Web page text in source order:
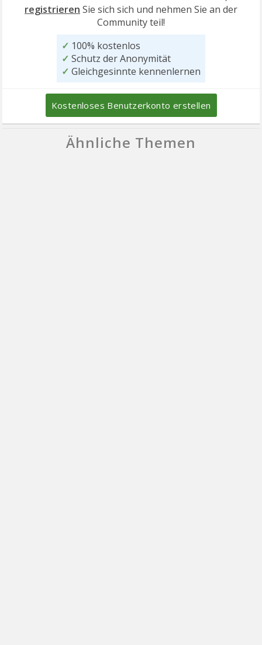
registrieren Sie sich sich und nehmen Sie an der
Community teil!
✓ 100% kostenlos
✓ Schutz der Anonymität
✓ Gleichgesinnte kennenlernen
Kostenloses Benutzerkonto erstellen
Ähnliche Themen